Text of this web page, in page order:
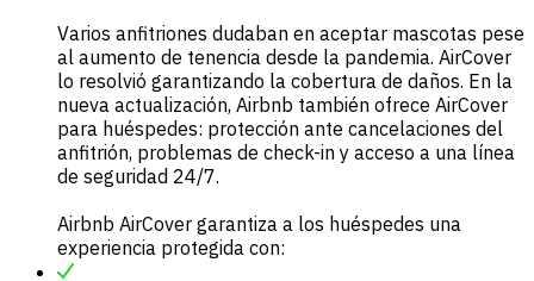
Varios anfitriones dudaban en aceptar mascotas pese
al aumento de tenencia desde la pandemia. AirCover
lo resolvió garantizando la cobertura de daños. En la
nueva actualización, Airbnb también ofrece AirCover
para huéspedes: protección ante cancelaciones del
anfitrión, problemas de check-in y acceso a una línea
de seguridad 24/7.
Airbnb AirCover garantiza a los huéspedes una
experiencia protegida con: